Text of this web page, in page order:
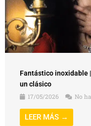
Fantástico inoxidable
un clásico
17/05/2026
No
LEER MÁS →